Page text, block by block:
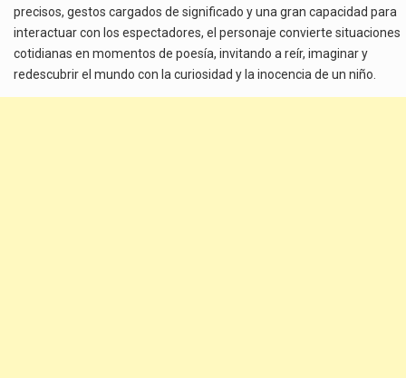
precisos, gestos cargados de significado y una gran capacidad para
interactuar con los espectadores, el personaje convierte situaciones
cotidianas en momentos de poesía, invitando a reír, imaginar y
redescubrir el mundo con la curiosidad y la inocencia de un niño.